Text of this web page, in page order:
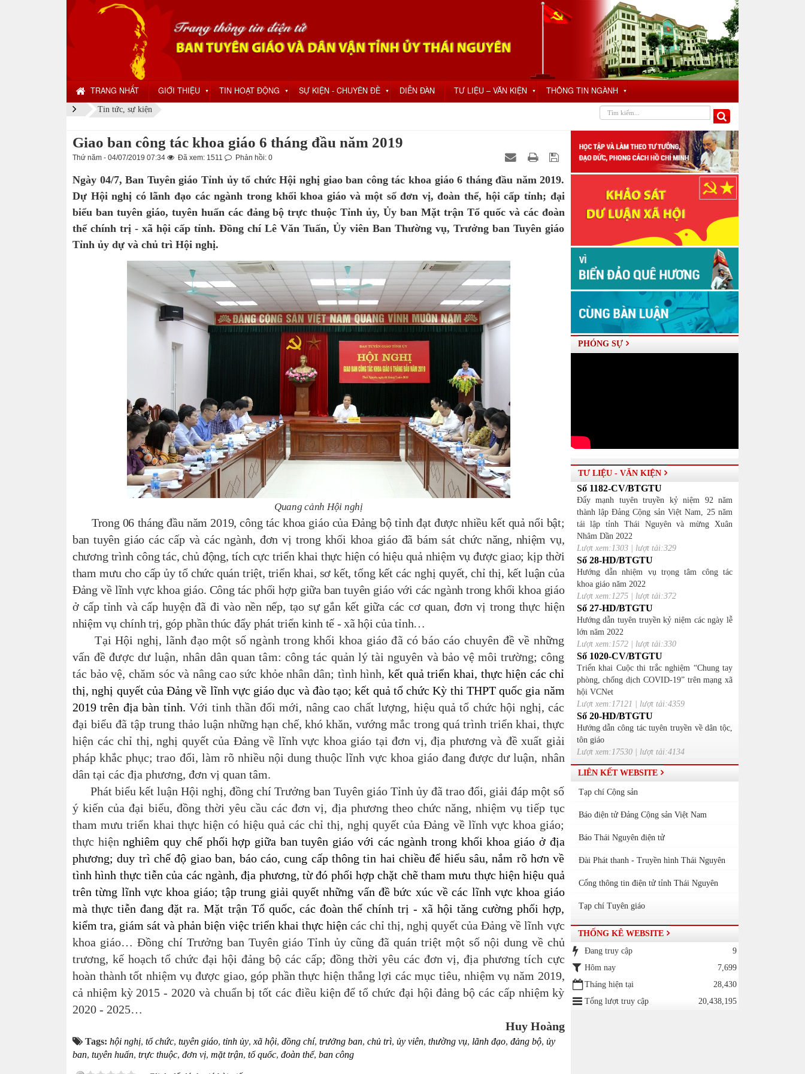
TRANG NHẤT GIỚI THIỆU ▼ TIN HOẠT ĐỘNG ▼ SỰ KIỆN - CHUYÊN ĐỀ ▼ DIỄN ĐÀN TƯ LIỆU – VĂN KIỆN ▼ THÔNG TIN NGÀNH ▼
Tin tức, sự kiện
Giao ban công tác khoa giáo 6 tháng đầu năm 2019
Thứ năm - 04/07/2019 07:34 Đã xem: 1511 Phản hồi: 0
Ngày 04/7, Ban Tuyên giáo Tỉnh ủy tổ chức Hội nghị giao ban công tác khoa giáo 6 tháng đầu năm 2019.
Dự Hội nghị có lãnh đạo các ngành trong khối khoa giáo và một số đơn vị, đoàn thể, hội cấp tỉnh; đại
biểu ban tuyên giáo, tuyên huấn các đảng bộ trực thuộc Tỉnh ủy, Ủy ban Mặt trận Tổ quốc và các đoàn
thể chính trị - xã hội cấp tỉnh. Đồng chí Lê Văn Tuấn, Ủy viên Ban Thường vụ, Trưởng ban Tuyên giáo
Tỉnh ủy dự và chủ trì Hội nghị.
Quang cảnh Hội nghị
Trong 06 tháng đầu năm 2019, công tác khoa giáo của Đảng bộ tỉnh đạt được nhiều kết quả nổi bật;
ban tuyên giáo các cấp và các ngành, đơn vị trong khối khoa giáo đã bám sát chức năng, nhiệm vụ,
chương trình công tác, chủ động, tích cực triển khai thực hiện có hiệu quả nhiệm vụ được giao; kịp thời
tham mưu cho cấp ủy tổ chức quán triệt, triển khai, sơ kết, tổng kết các nghị quyết, chỉ thị, kết luận của
Đảng về lĩnh vực khoa giáo. Công tác phối hợp giữa ban tuyên giáo với các ngành trong khối khoa giáo
ở cấp tỉnh và cấp huyện đã đi vào nền nếp, tạo sự gắn kết giữa các cơ quan, đơn vị trong thực hiện
nhiệm vụ chính trị, góp phần thúc đẩy phát triển kinh tế - xã hội của tỉnh…
Tại Hội nghị, lãnh đạo một số ngành trong khối khoa giáo đã có báo cáo chuyên đề về những
vấn đề được dư luận, nhân dân quan tâm: công tác quản lý tài nguyên và bảo vệ môi trường; công
tác bảo vệ, chăm sóc và nâng cao sức khỏe nhân dân; tình hình, kết quả triển khai, thực hiện các chỉ
thị, nghị quyết của Đảng về lĩnh vực giáo dục và đào tạo; kết quả tổ chức Kỳ thi THPT quốc gia năm
2019 trên địa bàn tỉnh.Vớitinh thần đổi mới, nâng cao chất lượng, hiệu quả tổ chức hội nghị, các
đại biểu đã tập trung thảo luận những hạn chế, khó khăn, vướng mắc trong quá trình triển khai, thực
hiện các chỉ thị, nghị quyết của Đảng về lĩnh vực khoa giáo tại đơn vị, địa phương và đề xuất giải
pháp khắc phục; trao đổi, làm rõ nhiều nội dung thuộc lĩnh vực khoa giáo đang được dư luận, nhân
dân tại các địa phương, đơn vị quan tâm.
Phát biểu kết luận Hội nghị, đồng chí Trưởng ban Tuyên giáo Tỉnh ủy đã trao đổi, giải đáp một số
ý kiến của đại biểu, đồng thời yêu cầu các đơn vị, địa phương theo chức năng, nhiệm vụ tiếp tục
tham mưu triển khai thực hiện có hiệu quả các chỉ thị, nghị quyết của Đảng về lĩnh vực khoa giáo;
thực hiện nghiêm quy chế phối hợp giữa ban tuyên giáo với các ngành trong khối khoa giáo ở địa
phương; duy trì chế độ giao ban, báo cáo, cung cấp thông tin hai chiều để hiểu sâu, nắm rõ hơn về
tình hình thực tiễn của các ngành, địa phương, từ đó phối hợp chặt chẽ tham mưu thực hiện hiệu quả
trên từng lĩnh vực khoa giáo; tập trung giải quyết những vấn đề bức xúc về các lĩnh vực khoa giáo
mà thực tiễn đang đặt ra. Mặt trận Tổ quốc, các đoàn thể chính trị - xã hội tăng cường phối hợp,
kiểm tra, giám sát và phản biện việc triển khai thực hiện các chỉ thị, nghị quyết của Đảng về lĩnh vực
khoa giáo… Đồng chí Trưởng ban Tuyên giáo Tỉnh ủy cũng đã quán triệt một số nội dung về chủ
trương, kế hoạch tổ chức đại hội đảng bộ các cấp; đồng thời yêu các đơn vị, địa phương tích cực
hoàn thành tốt nhiệm vụ được giao, góp phần thực hiện thắng lợi các mục tiêu, nhiệm vụ năm 2019,
cả nhiệm kỳ 2015 - 2020 và chuẩn bị tốt các điều kiện để tổ chức đại hội đảng bộ các cấp nhiệm kỳ
2020 - 2025…
Huy Hoàng
Tags: hội nghị, tổ chức, tuyên giáo, tỉnh ủy, xã hội, đồng chí, trưởng ban, chủ trì, ủy viên, thường vụ, lãnh đạo, đảng bộ, ủy
ban, tuyên huấn, trực thuộc, đơn vị, mặt trận, tổ quốc, đoàn thể, ban công
PHÓNG SỰ
TƯ LIỆU - VĂN KIỆN
Số 1182-CV/BTGTU
Đẩy mạnh tuyên truyền kỷ niệm 92 năm
thành lập Đảng Cộng sản Việt Nam, 25 năm
tái lập tỉnh Thái Nguyên và mừng Xuân
Nhâm Dần 2022
Lượt xem:1303 | lượt tải:329
Số 28-HD/BTGTU
Hướng dẫn nhiệm vụ trọng tâm công tác
khoa giáo năm 2022
Lượt xem:1275 | lượt tải:372
Số 27-HD/BTGTU
Hướng dẫn tuyên truyền kỷ niệm các ngày lễ
lớn năm 2022
Lượt xem:1572 | lượt tải:330
Số 1020-CV/BTGTU
Triển khai Cuộc thi trắc nghiệm “Chung tay
phòng, chống dịch COVID-19” trên mạng xã
hội VCNet
Lượt xem:17121 | lượt tải:4359
Số 20-HD/BTGTU
Hướng dẫn công tác tuyên truyền về dân tộc,
tôn giáo
Lượt xem:17530 | lượt tải:4134
LIÊN KẾT WEBSITE
Tạp chí Cộng sản
Báo điện tử Đảng Cộng sản Việt Nam
Báo Thái Nguyên điện tử
Đài Phát thanh - Truyền hình Thái Nguyên
Cổng thông tin điện tử tỉnh Thái Nguyên
Tạp chí Tuyên giáo
THỐNG KÊ WEBSITE
Đang truy cập
9
Hôm nay
7,699
Tháng hiện tại
28,430
Tổng lượt truy cập
20,438,195